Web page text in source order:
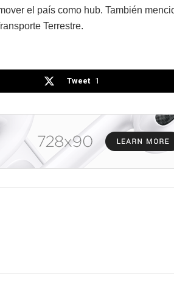
el país como hub. También
Terrestre.
Tweet 1